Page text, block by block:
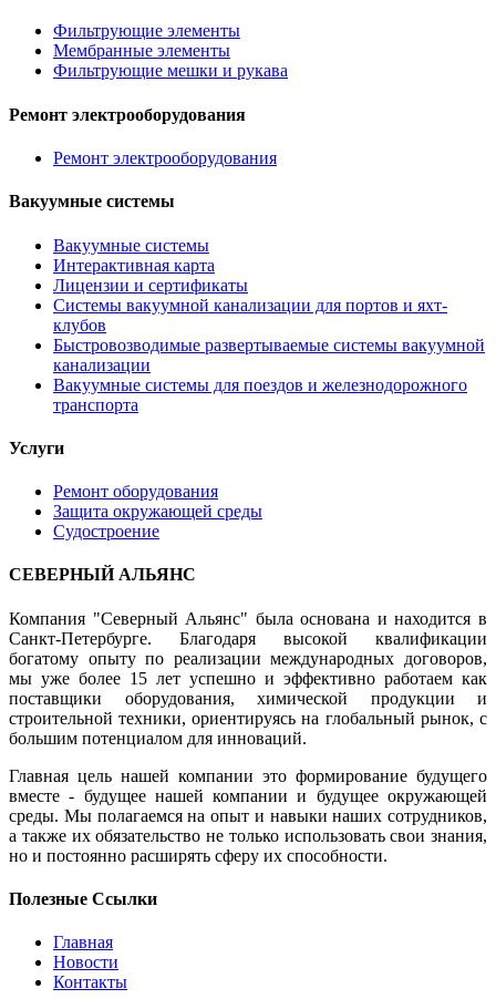
Фильтрующие элементы
Мембранные элементы
Фильтрующие мешки и рукава
Ремонт электрооборудования
Ремонт электрооборудования
Вакуумные системы
Вакуумные системы
Интерактивная карта
Лицензии и сертификаты
Системы вакуумной канализации для портов и яхт-
клубов
Быстровозводимые развертываемые системы вакуумной
канализации
Вакуумные системы для поездов и железнодорожного
транспорта
Услуги
Ремонт оборудования
Защита окружающей среды
Судостроение
СЕВЕРНЫЙ АЛЬЯНС
Компания "Северный Альянс" была основана и находится в
Санкт-Петербурге. Благодаря высокой квалификации
богатому опыту по реализации международных договоров,
мы уже более 15 лет успешно и эффективно работаем как
поставщики оборудования, химической продукции и
строительной техники, ориентируясь на глобальный рынок, с
большим потенциалом для инноваций.
Главная цель нашей компании это формирование будущего
вместе - будущее нашей компании и будущее окружающей
среды. Мы полагаемся на опыт и навыки наших сотрудников,
а также их обязательство не только использовать свои знания,
но и постоянно расширять сферу их способности.
Полезные Ссылки
Главная
Новости
Контакты